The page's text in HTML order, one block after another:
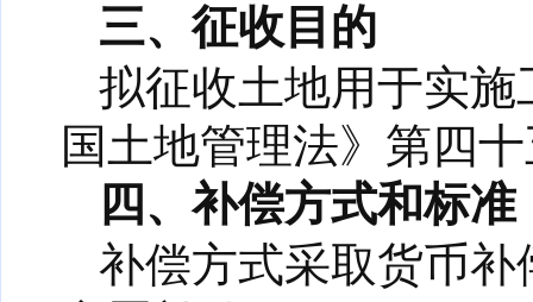
三、征收目的
拟征收土地用于实
国土地管理法》第四
四、补偿方式和标准
补偿方式采取货币